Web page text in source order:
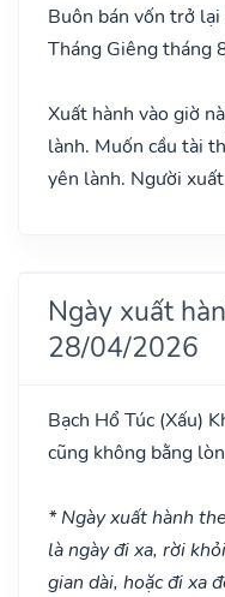
Buôn bán vốn trở lại
Tháng Giêng tháng
Xuất hành vào giờ
lành. Muốn cầu tài
yên lành. Người
Ngày xuất
28/04/2026
Bạch Hổ Túc (Xấu)
cũng không bằng
* Ngày xuất hành
là ngày đi xa, rời
gian dài, hoặc đi xa